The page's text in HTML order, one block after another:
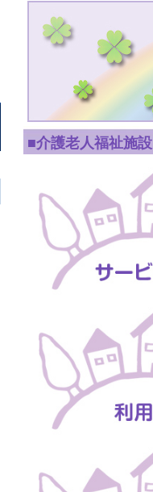
■介護老人福祉施設